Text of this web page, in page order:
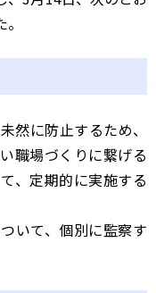
然に防止するため、
職場づくりに繋げる
、定期的に実施する
いて、個別に監察す